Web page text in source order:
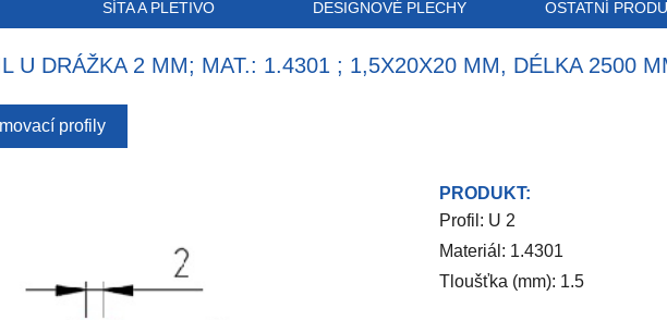
SÍTA A PLETIVO DESIGNOVÉ PLECHY OSTATNÍ
U DRÁŽKA 2 MM; MAT.: 1.4301 ; 1,5X20X20 MM, DÉLKA 2500
profily
PRODUKT:
Profil: U 2
Materiál: 1.4301
Tloušťka (mm): 1.5